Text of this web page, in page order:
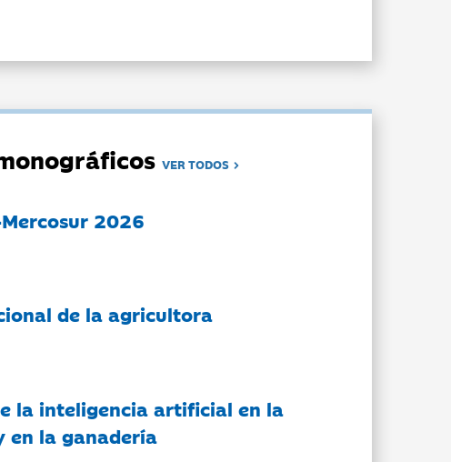
VER TODOS
2026
de la agricultora
la inteligencia artificial en la
en la ganadería